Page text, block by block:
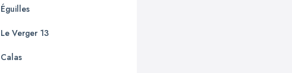
Éguilles
Le Verger 13
Calas